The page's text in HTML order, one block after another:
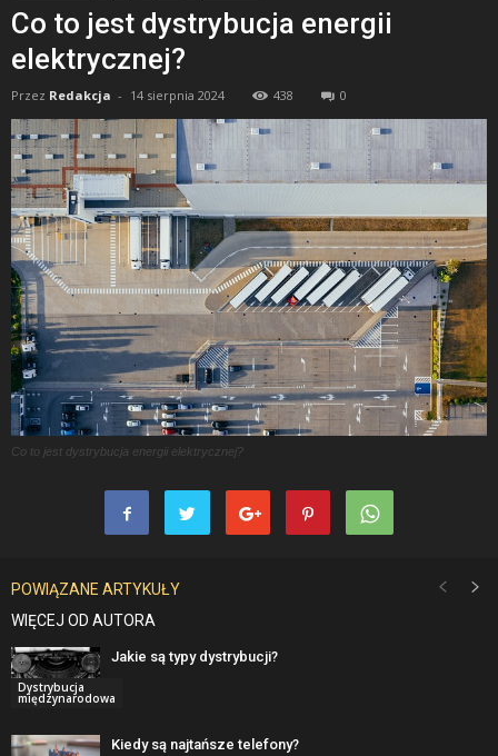
Co to jest dystrybucja energii
elektrycznej?
Przez Redakcja - 14 sierpnia 2024 438 0
Co to jest dystrybucja energii elektrycznej?
POWIĄZANE ARTYKUŁY
WIĘCEJ OD AUTORA
Dystrybucja
międzynarodowa
Jakie są typy dystrybucji?
Kiedy są najtańsze telefony?